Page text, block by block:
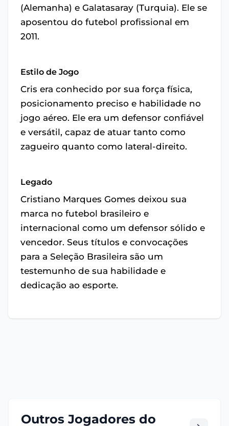
(Alemanha) e Galatasaray (Turquia). Ele se
aposentou do futebol profissional em
2011.
Estilo de Jogo
Cris era conhecido por sua força física,
posicionamento preciso e habilidade no
jogo aéreo. Ele era um defensor confiável
e versátil, capaz de atuar tanto como
zagueiro quanto como lateral-direito.
Legado
Cristiano Marques Gomes deixou sua
marca no futebol brasileiro e
internacional como um defensor sólido e
vencedor. Seus títulos e convocações
para a Seleção Brasileira são um
testemunho de sua habilidade e
dedicação ao esporte.
Outros Jogadores do